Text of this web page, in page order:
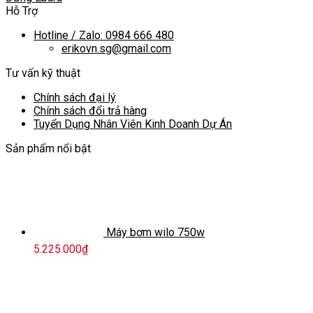
Hỗ Trợ
Hotline / Zalo: 0984 666 480
erikovn.sg@gmail.com
Tư vấn kỹ thuật
Chính sách đại lý
Chính sách đổi trả hàng
Tuyển Dụng Nhân Viên Kinh Doanh Dự Án
Sản phẩm nổi bật
Máy bơm wilo 750w
5.225.000₫